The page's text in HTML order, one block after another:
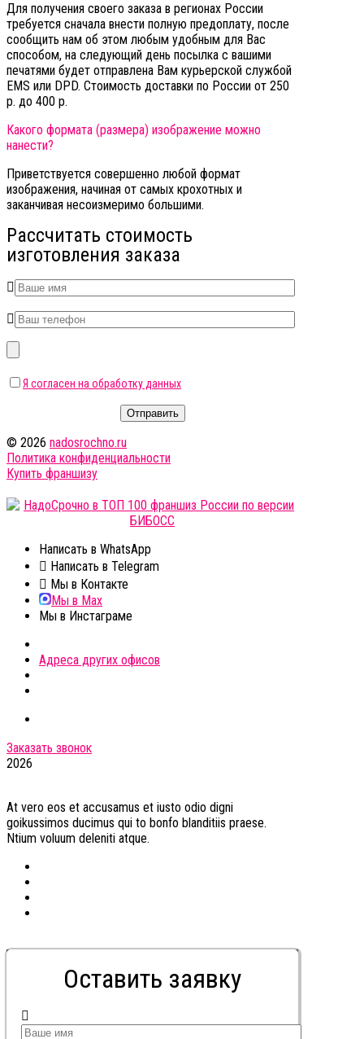
Для получения своего заказа в регионах России
требуется сначала внести полную предоплату, после
сообщить нам об этом любым удобным для Вас
способом, на следующий день посылка с вашими
печатями будет отправлена Вам курьерской службой
EMS или DPD. Стоимость доставки по России от 250
р. до 400 р.
Какого формата (размера) изображение можно
нанести?
Приветствуется совершенно любой формат
изображения, начиная от самых крохотных и
заканчивая несоизмеримо большими.
Рассчитать стоимость
изготовления заказа
Я согласен на обработку данных
Отправить
© 2026 nadosrochno.ru
Политика конфиденциальности
Купить франшизу
Напиcать в WhatsApp
Напиcать в Telegram
Мы в Контакте
Мы в Max
Мы в Инстаграме
Адреса других офисов
Заказать звонок
2026
At vero eos et accusamus et iusto odio digni
goikussimos ducimus qui to bonfo blanditiis praese.
Ntium voluum deleniti atque.
Оставить заявку